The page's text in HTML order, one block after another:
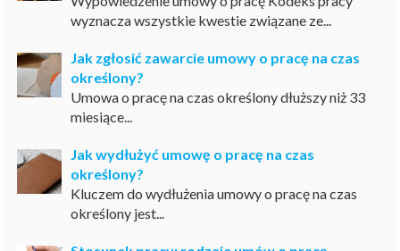
wyznacza wszystkie kwestie związane ze...
Jak zgłosić zawarcie umowy o pracę na czas
określony?
Umowa o pracę na czas określony dłuższy niż 33
miesiące...
Jak wydłużyć umowę o pracę na czas
określony?
Kluczem do wydłużenia umowy o pracę na czas
określony jest...